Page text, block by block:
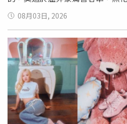
將劇中女兒陳姸霏關進狹小衝刺
粗，將她一把壓制掐脖、下重手
玉果。温昇豪戲裡是邪惡化身，
「我是因為梁詠琪才接這部戲的
對她做比較強烈情緒的反應真的
拿傾盡全力，隔天碰面才互相分
傷，是一次難忘的合作經驗。梁
大考驗。（圖／奇蹟映畫所提供
耗盡心思為女兒陳姸霏付出一切
最具挑戰性的角色，「以前大家
08月03日, 2026